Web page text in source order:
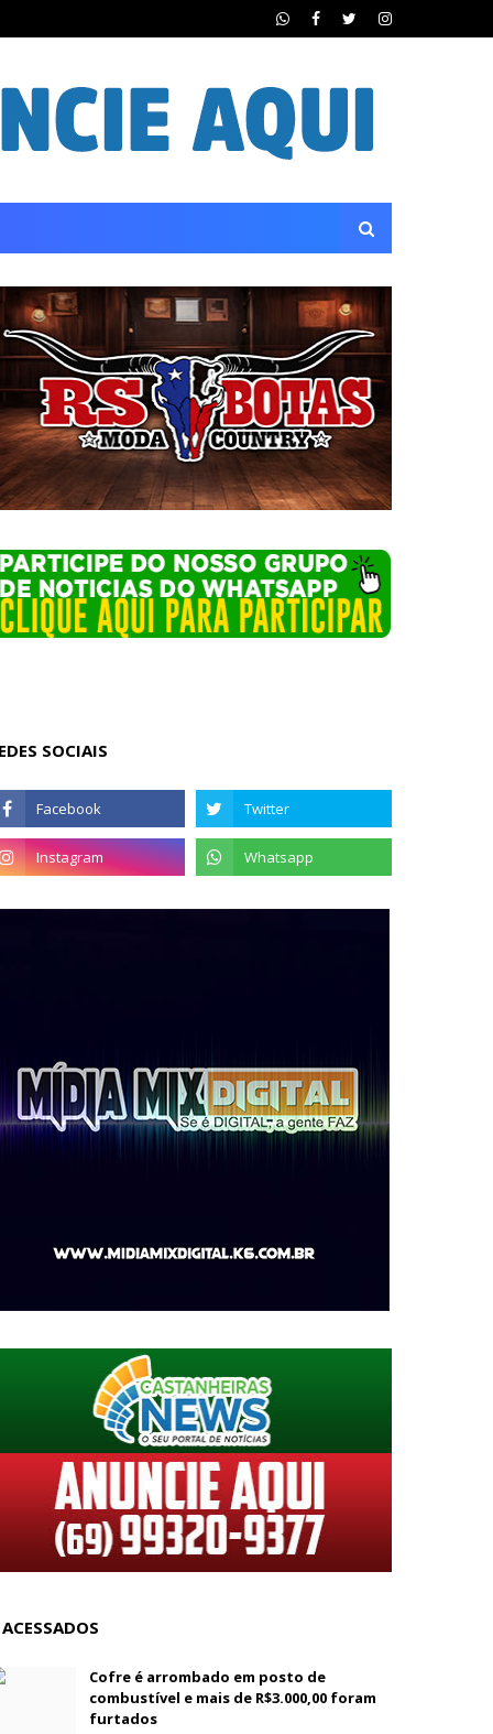
SOCIAIS
Cofre é arrombado em posto de
combustível e mais de R$3.000,00 foram
furtados